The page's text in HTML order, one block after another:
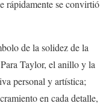
rápidamente se convirtió
de la solidez de la
Taylor, el anillo y la
personal y artística;
en cada detalle,